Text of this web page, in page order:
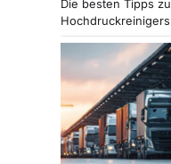
Die besten Tipps
Hochdruckreinigers